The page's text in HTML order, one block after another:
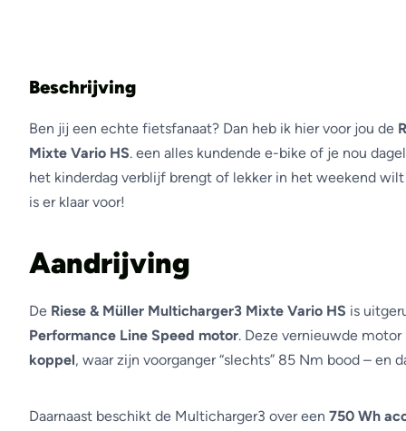
Beschrijving
Ben jij een echte fietsfanaat? Dan heb ik hier voor jou de
Mixte Vario HS. een alles kundende e-bike of je nou
het kinderdag verblijf brengt of lekker in het weekend
is er klaar voor!
Aandrijving
De Riese & Müller Multicharger3 Mixte Vario HS is
Performance Line Speed motor. Deze vernieuwde
koppel, waar zijn voorganger “slechts” 85 Nm bood – en
Daarnaast beschikt de Multicharger3 over een 750 Wh